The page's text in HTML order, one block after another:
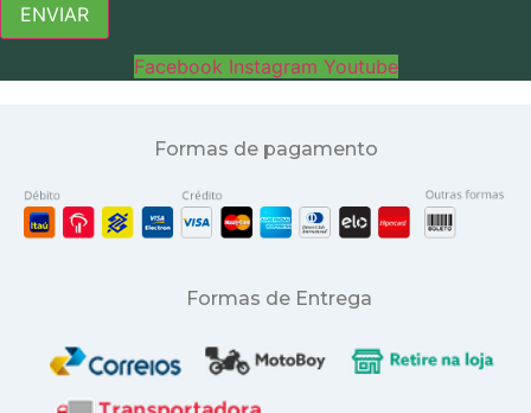
ENVIAR
Facebook Instagram Youtube
Formas de pagamento
Formas de Entrega